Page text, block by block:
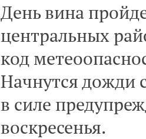
День вина
центральных
код
Начнутся дожди
в силе
воскресенья.